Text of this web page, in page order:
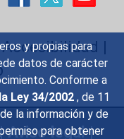
y propias para
datos de carácter
Conforme a
Ley 34/2002 , de 11
la información y de
para obtener
Accesibilidad |
Aviso legal|